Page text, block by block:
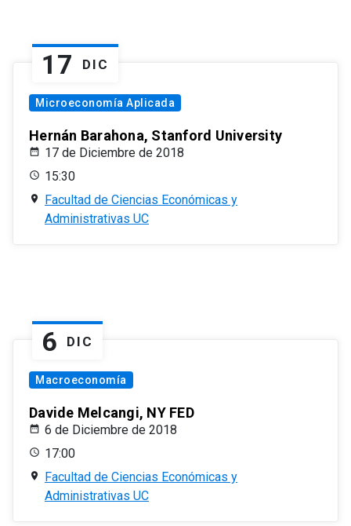
17 DIC
Microeconomía Aplicada
Hernán Barahona, Stanford University
17 de Diciembre de 2018
15:30
Facultad de Ciencias Económicas y
Administrativas UC
6 DIC
Macroeconomía
Davide Melcangi, NY FED
6 de Diciembre de 2018
17:00
Facultad de Ciencias Económicas y
Administrativas UC